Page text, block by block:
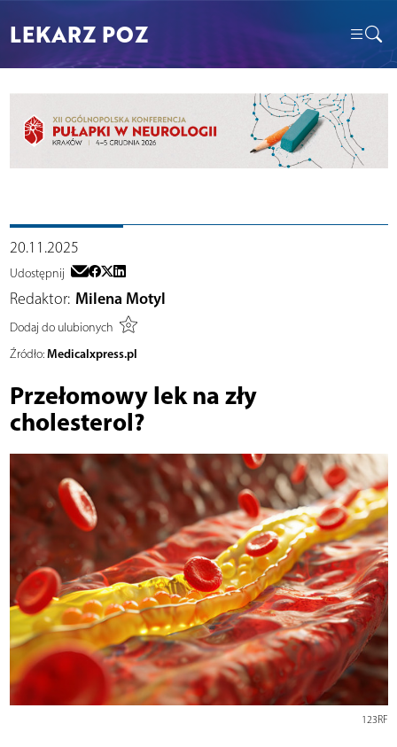
LEKARZ POZ
20.11.2025
Udostępnij
Redaktor: Milena Motyl
Dodaj do ulubionych
Źródło: Medicalxpress.pl
Przełomowy lek na zły
cholesterol?
123RF